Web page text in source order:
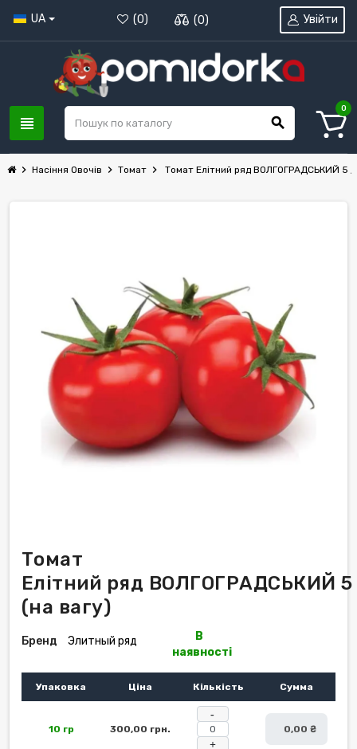
UA (0) (0)
view_headline search
Увійти
0
chevron_right Насіння Овочів chevron_right Томат chevron_right Томат Елітний ряд ВОЛГОГРАДСЬКИЙ 5 /
Томат
Елітний ряд ВОЛГОГРАДСЬКИЙ 5
(на вагу)
Бренд Элитный ряд
В
наявності
Упаковка Ціна Кількість Сумма
10 гр
300,00 грн.
+
0,00 ₴